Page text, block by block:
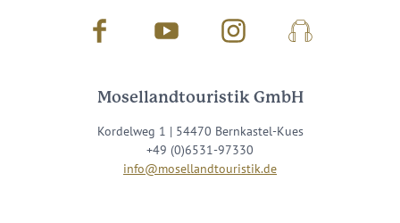
Facebook Youtube InstagramPodcast
Mosellandtouristik GmbH
Kordelweg 1 | 54470 Bernkastel-Kues
+49 (0)6531-97330
info@mosellandtouristik.de